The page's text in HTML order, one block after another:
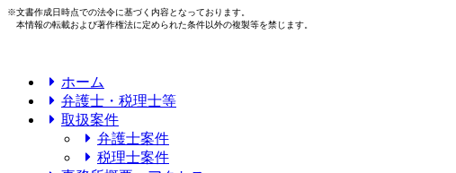
※文書作成日時点での法令に基づく内容となっております。
本情報の転載および著作権法に定められた条件以外の複製等を禁じます。
ホーム
弁護士・税理士等
取扱案件
弁護士案件
税理士案件